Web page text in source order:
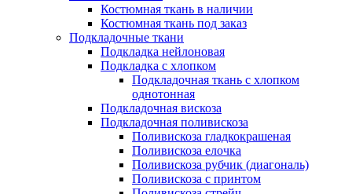
Костюмная ткань в наличии
Костюмная ткань под заказ
Подкладочные ткани
Подкладка нейлоновая
Подкладка с хлопком
Подкладочная ткань с хлопком
однотонная
Подкладочная вискоза
Подкладочная поливискоза
Поливискоза гладкокрашеная
Поливискоза елочка
Поливискоза рубчик (диагональ)
Поливискоза с принтом